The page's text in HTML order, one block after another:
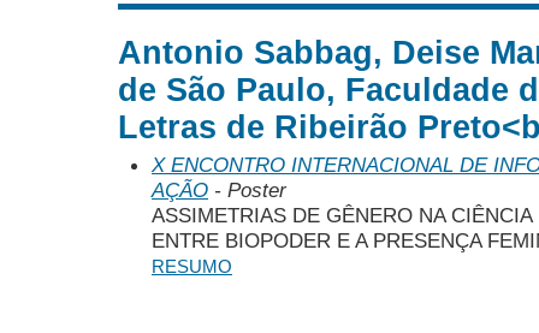
Antonio Sabbag, Deise
de São Paulo, Faculdade
Letras de Ribeirão
X ENCONTRO INTERNACIONAL DE
AÇÃO - Poster
ASSIMETRIAS DE GÊNERO NA
ENTRE BIOPODER E A PRESENÇA
RESUMO